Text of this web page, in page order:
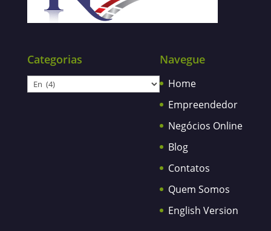
Categorias
Categorias
Navegue
Home
Empreendedor
Negócios Online
Blog
Contatos
Quem Somos
English Version